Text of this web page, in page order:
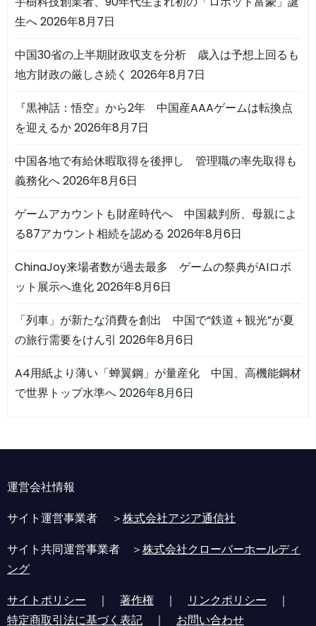
生へ2026年8月7日
中国30省の上半期財政収支を分析 歳入は予想上回るも
地方財政の厳しさ続く 2026年8月7日
『黒神話：悟空』から2年 中国産AAAゲームは転換点
を迎えるか2026年8月7日
中国各地で有給休暇取得を後押し 管理職の率先取得も
義務化へ2026年8月6日
ゲームアカウントも財産時代へ 中国裁判所、母親によ
る87アカウント相続を認める 2026年8月6日
ChinaJoy来場者数が過去最多 ゲームの祭典がAIロボ
ット展示へ進化2026年8月6日
「列車」が新たな消費を創出 中国で“鉄道＋観光”が夏
の旅行需要をけん引 2026年8月6日
A4用紙より薄い「蝉翼鋼」が量産化 中国、高機能鋼材
で世界トップ水準へ2026年8月6日
運営会社情報
サイト運営事業者 ＞株式会社アジア通信社
サイト共同運営事業者 ＞株式会社クローバーホールディ
ング
サイトポリシー ｜ 著作権 ｜ リンクポリシー ｜
特定商取引法に基づく表記 ｜ お問い合わせ